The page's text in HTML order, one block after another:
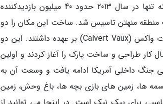
سنترال پارک پربازدید ترین پارک شهری در سراسر ایالات متحده است که تنها در سال 2013 حدود 40 میلیون بازدیدکننده
به وسعت 315 هکتار واقع در قلب منطقه منهتن تاسیس شد. ساخت این مکان را دو
معمار به نام های فردریک لاو المستد (Frederick Law Olmsted) و کالورت واکس (Calvert Vaux) بر عهده داشتند. این دو
همان سال کار طراحی و ساخت پارک را آغاز کردند و اولین
ساخت و ساز طی جنگ داخلی آمریکا ادامه یافت و وسعت آن به
ها، مجسمه ها، زمین های بازی بچه ها، باغ وحش، زمین